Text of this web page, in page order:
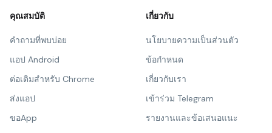
คุณสมบัติ
คำถามที่พบบ่อย
แอป Android
ต่อเติมสำหรับ Chrome
ส่งแอป
ขอApp
เกี่ยวกับ
นโยบายความเป็นส่วนตัว
ข้อกำหนด
เกี่ยวกับเรา
เข้าร่วม Telegram
รายงานและข้อเสนอแนะ